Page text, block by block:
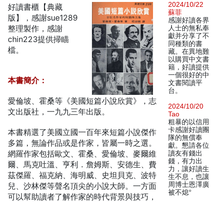
好讀書櫃【典藏
版】，感謝sue1289
整理製作，感謝
chin223提供掃瞄
檔。
本書簡介：
愛倫坡、霍桑等《美國短篇小說欣賞》，志
文出版社，一九九三年出版。
本書精選了美國立國一百年來短篇小說傑作
多篇，無論作品或是作家，皆屬一時之選。
網羅作家包括歐文、霍桑、愛倫坡、麥爾維
爾、馬克吐溫、亨利．詹姆斯、安德生、費
茲傑羅、福克納、海明威、史坦貝克、波特
兒、沙林傑等聲名頂尖的小說大師。一方面
可以幫助讀者了解作家的時代背景與技巧，
2024/10/22
蘇菲
感謝好讀各界
人士的無私奉
獻并分享了不
同種類的書
藏。在異地難
以購買中文書
籍，好讀提供
一個很好的中
文書閱讀平
台。
2024/10/20
Tao
粗暴的以信用
卡感謝好讀團
隊的無償奉
獻。懇請各位
讀友有錢出
錢，有力出
力，讓好讀生
生不息，也讓
周博士恩澤廣
被不熄°